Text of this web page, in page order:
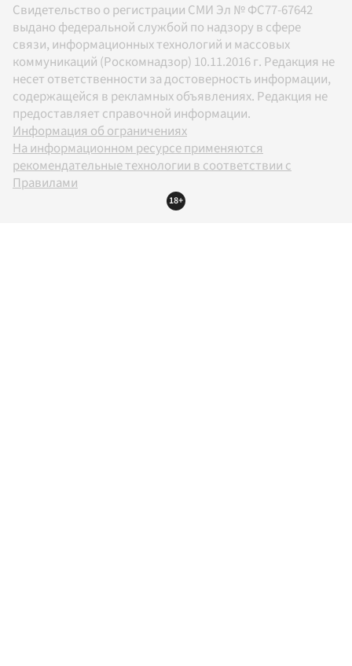
Свидетельство о регистрации СМИ Эл № ФС77-67642
выдано федеральной службой по надзору в сфере
связи, информационных технологий и массовых
коммуникаций (Роскомнадзор) 10.11.2016 г. Редакция не
несет ответственности за достоверность информации,
содержащейся в рекламных объявлениях. Редакция не
предоставляет справочной информации.
Информация об ограничениях
На информационном ресурсе применяются
рекомендательные технологии в соответствии с
Правилами
18+